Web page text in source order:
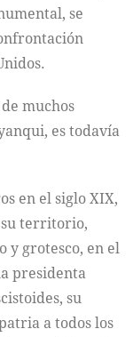
se
muchos
es todavía
en el siglo XIX,
territorio,
y grotesco, en el
presidenta
su
a todos los